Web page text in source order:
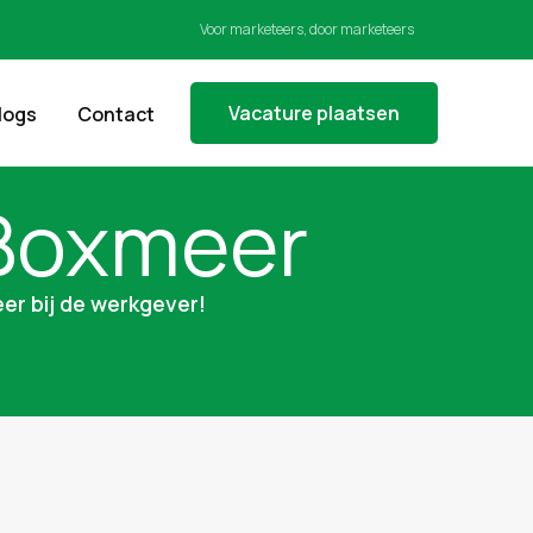
Voor marketeers, door marketeers
Contact Vacature plaatsen
bij de werkgever!